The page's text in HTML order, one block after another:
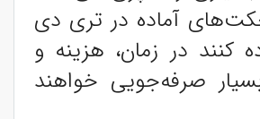
آماده در تری دی
کنند در زمان، هزینه و
صرفه‌جویی خواهند